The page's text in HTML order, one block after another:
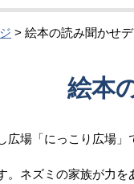
> 絵本の読み聞かせ
絵本
場「にっこり広場」
ネズミの家族が力